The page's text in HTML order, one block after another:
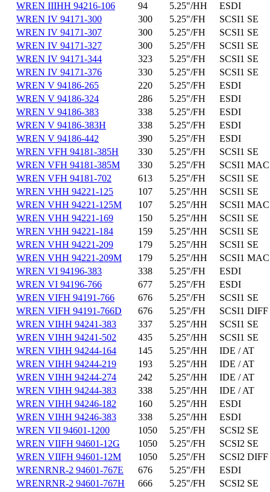
WREN IIIHH 94216-106
94 5.25"/HH
ESDI
WREN IV 94171-300
300 5.25"/FH
SCSI1 SE
WREN IV 94171-307
300 5.25"/FH
SCSI1 SE
WREN IV 94171-327
300 5.25"/FH
SCSI1 SE
WREN IV 94171-344
323 5.25"/FH
SCSI1 SE
WREN IV 94171-376
330 5.25"/FH
SCSI1 SE
WREN V 94186-265
220 5.25"/FH
ESDI
WREN V 94186-324
286 5.25"/FH
ESDI
WREN V 94186-383
338 5.25"/FH
ESDI
WREN V 94186-383H
338 5.25"/FH
ESDI
WREN V 94186-442
390 5.25"/FH
ESDI
WREN VFH 94181-385H
330 5.25"/FH
SCSI1 SE
WREN VFH 94181-385M
330 5.25"/FH
SCSI1 MAC
WREN VFH 94181-702
613 5.25"/FH
SCSI1 SE
WREN VHH 94221-125
107 5.25"/HH
SCSI1 SE
WREN VHH 94221-125M
107 5.25"/HH
SCSI1 MAC
WREN VHH 94221-169
150 5.25"/HH
SCSI1 SE
WREN VHH 94221-184
159 5.25"/HH
SCSI1 SE
WREN VHH 94221-209
179 5.25"/HH
SCSI1 SE
WREN VHH 94221-209M
179 5.25"/HH
SCSI1 MAC
WREN VI 94196-383
338 5.25"/FH
ESDI
WREN VI 94196-766
677 5.25"/FH
ESDI
WREN VIFH 94191-766
676 5.25"/FH
SCSI1 SE
WREN VIFH 94191-766D
676 5.25"/FH
SCSI1 DIFF
WREN VIHH 94241-383
337 5.25"/HH
SCSI1 SE
WREN VIHH 94241-502
435 5.25"/HH
SCSI1 SE
WREN VIHH 94244-164
145 5.25"/HH
IDE / AT
WREN VIHH 94244-219
193 5.25"/HH
IDE / AT
WREN VIHH 94244-274
242 5.25"/HH
IDE / AT
WREN VIHH 94244-383
338 5.25"/HH
IDE / AT
WREN VIHH 94246-182
160 5.25"/HH
ESDI
WREN VIHH 94246-383
338 5.25"/HH
ESDI
WREN VII 94601-1200
1050 5.25"/FH
SCSI2 SE
WREN VIIFH 94601-12G
1050 5.25"/FH
SCSI2 SE
WREN VIIFH 94601-12M
1050 5.25"/FH
SCSI2 DIFF
WRENRNR-2 94601-767E
676 5.25"/FH
ESDI
WRENRNR-2 94601-767H
666 5.25"/FH
SCSI2 SE